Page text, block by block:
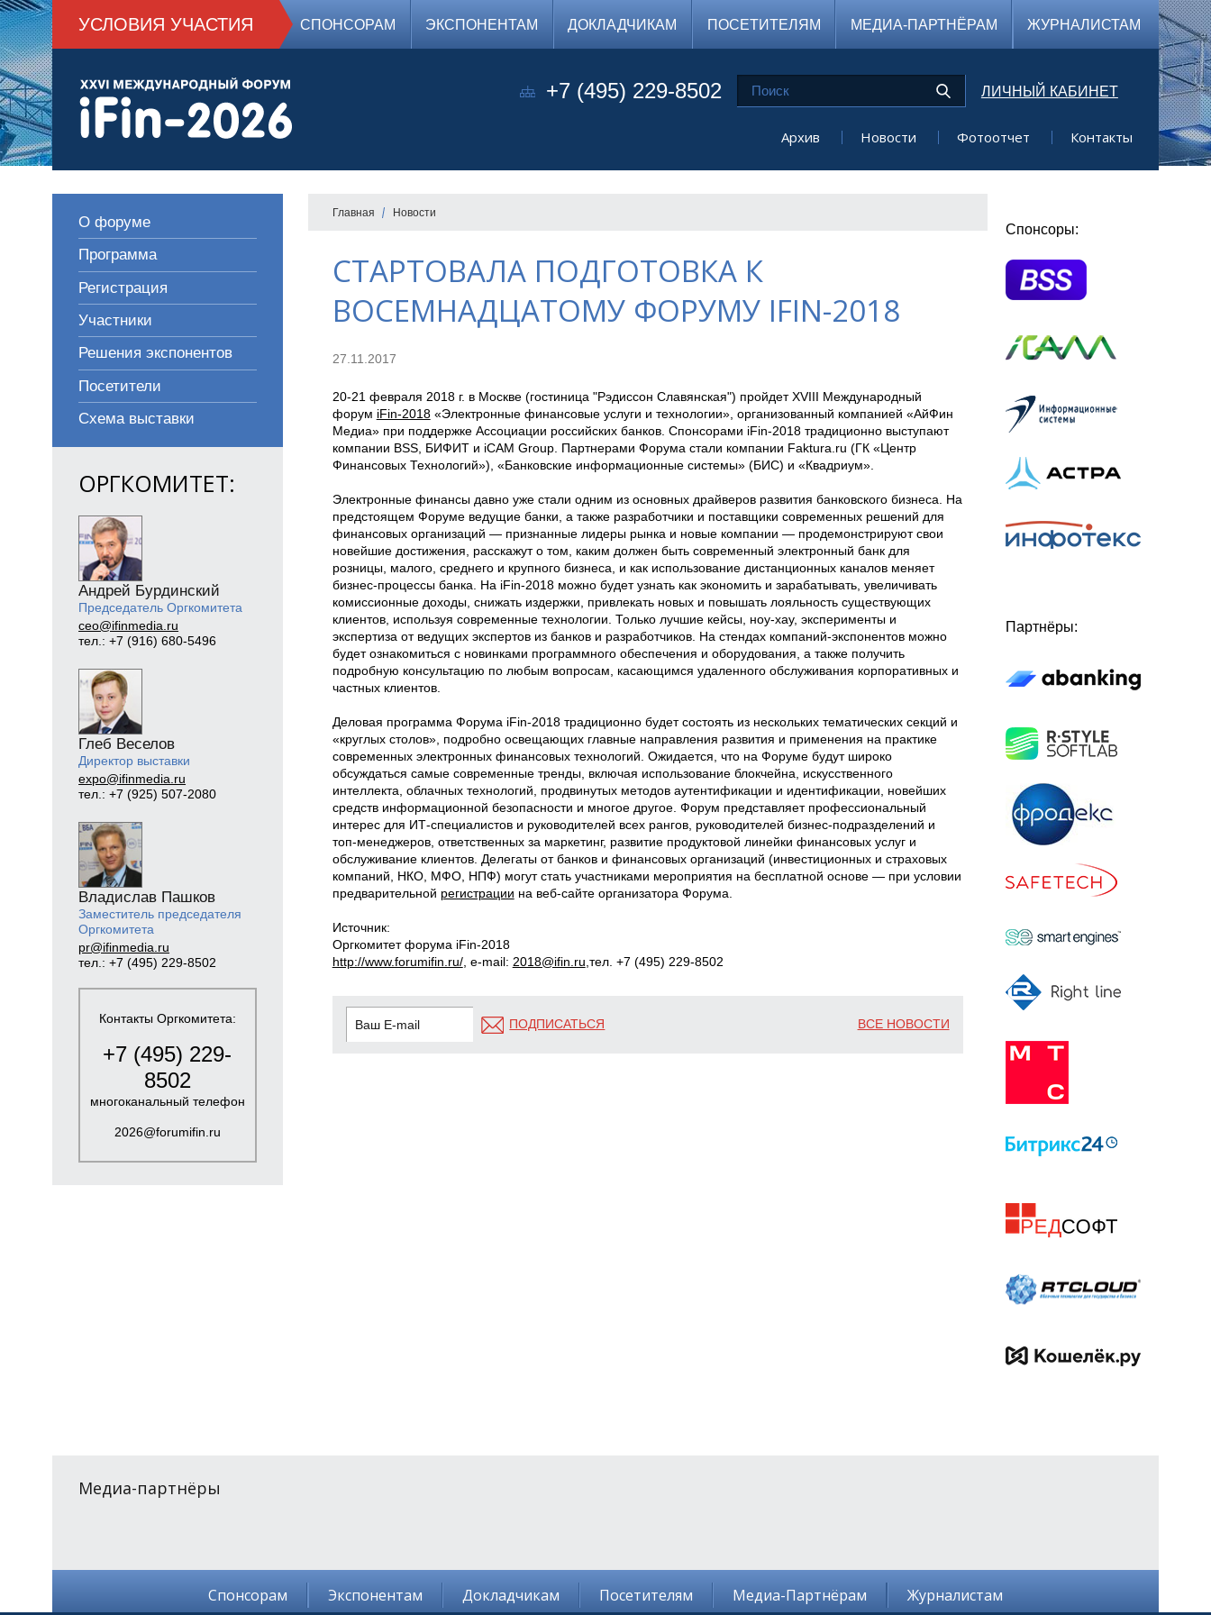
УСЛОВИЯ УЧАСТИЯ СПОНСОРАМ ЭКСПОНЕНТАМ ДОКЛАДЧИКАМ ПОСЕТИТЕЛЯМ МЕДИА-ПАРТНЁРАМ ЖУРНАЛИСТАМ
+7 (495) 229-8502 ЛИЧНЫЙ КАБИНЕТ
Архив Новости Фотоотчет Контакты
О форуме
Программа
Регистрация
Участники
Решения экспонентов
Посетители
Схема выставки
ОРГКОМИТЕТ:
Андрей Бурдинский
Председатель Оргкомитета
ceo@ifinmedia.ru
тел.: +7 (916) 680-5496
Глеб Веселов
Директор выставки
expo@ifinmedia.ru
тел.: +7 (925) 507-2080
Владислав Пашков
Заместитель председателя
Оргкомитета
pr@ifinmedia.ru
тел.: +7 (495) 229-8502
Контакты Оргкомитета:
+7 (495) 229-
8502
многоканальный телефон
2026@forumifin.ru
Главная Новости
СТАРТОВАЛА ПОДГОТОВКА К
ВОСЕМНАДЦАТОМУ ФОРУМУ IFIN-2018
27.11.2017
20-21 февраля 2018 г. в Москве (гостиница "Рэдиссон Славянская") пройдет XVIII Международный
форум iFin-2018«Электронные финансовые услуги и технологии», организованный компанией «АйФин
Медиа» при поддержке Ассоциации российских банков. Спонсорами iFin-2018 традиционно выступают
компании BSS, БИФИТ и iCAM Group. Партнерами Форума стали компании Faktura.ru (ГК «Центр
Финансовых Технологий»), «Банковские информационные системы» (БИС) и «Квадриум».
Электронные финансы давно уже стали одним из основных драйверов развития банковского бизнеса. На
предстоящем Форуме ведущие банки, а также разработчики и поставщики современных решений для
финансовых организаций — признанные лидеры рынка и новые компании — продемонстрируют свои
новейшие достижения, расскажут о том, каким должен быть современный электронный банк для
розницы, малого, среднего и крупного бизнеса, и как использование дистанционных каналов меняет
бизнес-процессы банка. На iFin-2018 можно будет узнать как экономить и зарабатывать, увеличивать
комиссионные доходы, снижать издержки, привлекать новых и повышать лояльность существующих
клиентов, используя современные технологии. Только лучшие кейсы, ноу-хау, эксперименты и
экспертиза от ведущих экспертов из банков и разработчиков. На стендах компаний-экспонентов можно
будет ознакомиться с новинками программного обеспечения и оборудования, а также получить
подробную консультацию по любым вопросам, касающимся удаленного обслуживания корпоративных и
частных клиентов.
Деловая программа Форума iFin-2018 традиционно будет состоять из нескольких тематических секций и
«круглых столов», подробно освещающих главные направления развития и применения на практике
современных электронных финансовых технологий. Ожидается, что на Форуме будут широко
обсуждаться самые современные тренды, включая использование блокчейна, искусственного
интеллекта, облачных технологий, продвинутых методов аутентификации и идентификации, новейших
средств информационной безопасности и многое другое. Форум представляет профессиональный
интерес для ИТ-специалистов и руководителей всех рангов, руководителей бизнес-подразделений и
топ-менеджеров, ответственных за маркетинг, развитие продуктовой линейки финансовых услуг и
обслуживание клиентов. Делегаты от банков и финансовых организаций (инвестиционных и страховых
компаний, НКО, МФО, НПФ) могут стать участниками мероприятия на бесплатной основе — при условии
предварительной регистрации на веб-сайте организатора Форума.
Источник:
Оргкомитет форума iFin-2018
http://www.forumifin.ru/, e-mail: 2018@ifin.ru ,тел. +7 (495) 229-8502
ПОДПИСАТЬСЯ ВСЕ НОВОСТИ
Спонсоры:
Партнёры:
Медиа-партнёры
Спонсорам Экспонентам Докладчикам Посетителям Медиа-Партнёрам Журналистам